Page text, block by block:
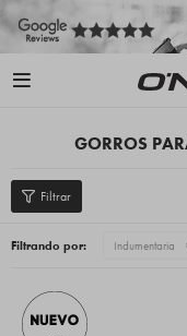

GORROS
Filtrando por: Indumentaria